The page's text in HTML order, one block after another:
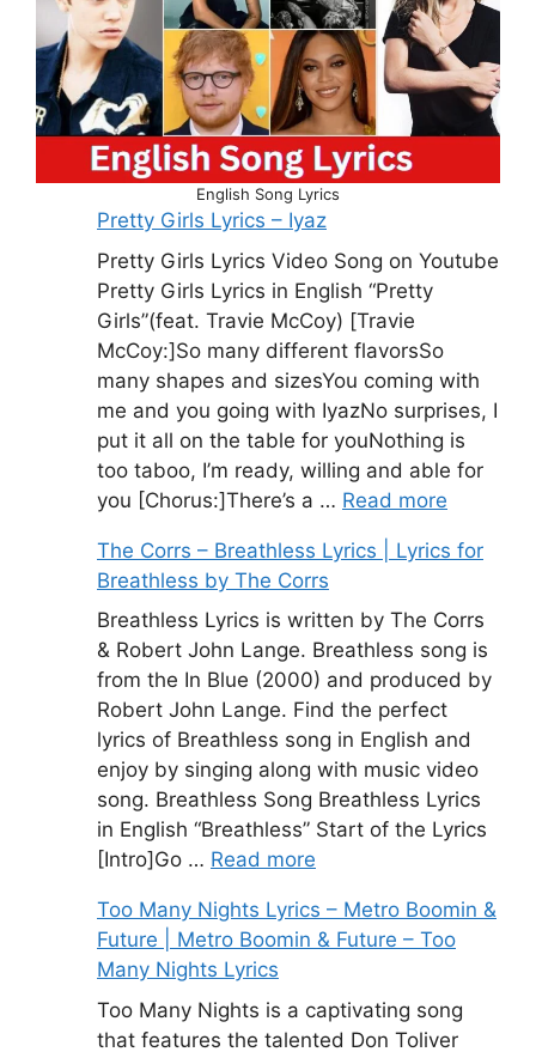
English Song Lyrics
Pretty Girls Lyrics – Iyaz
Pretty Girls Lyrics Video Song on Youtube
Pretty Girls Lyrics in English “Pretty
Girls”(feat. Travie McCoy) [Travie
McCoy:]So many different flavorsSo
many shapes and sizesYou coming with
me and you going with IyazNo surprises, I
put it all on the table for youNothing is
too taboo, I’m ready, willing and able for
you [Chorus:]There’s a … Read more
The Corrs – Breathless Lyrics | Lyrics for
Breathless by The Corrs
Breathless Lyrics is written by The Corrs
& Robert John Lange. Breathless song is
from the In Blue (2000) and produced by
Robert John Lange. Find the perfect
lyrics of Breathless song in English and
enjoy by singing along with music video
song. Breathless Song Breathless Lyrics
in English “Breathless” Start of the Lyrics
[Intro]Go … Read more
Too Many Nights Lyrics – Metro Boomin &
Future | Metro Boomin & Future – Too
Many Nights Lyrics
Too Many Nights is a captivating song
that features the talented Don Toliver